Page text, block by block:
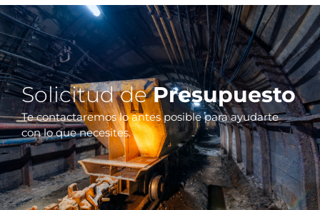
Solicitud dePresupuesto
Te contactaremos lo antes posible para ayudarte
con lo que necesites.